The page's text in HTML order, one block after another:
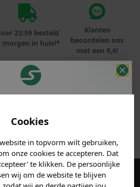
Cookies
in topvorm wilt gebruiken,
onze cookies te accepteren. Dat
te klikken. De persoonlijke
wij om de website te blijven
23:59 besteld
morgen in huis!*
Klanten
beoordelen ons
met een 9,6!
OOK
waar je naar op
en claim direct
.